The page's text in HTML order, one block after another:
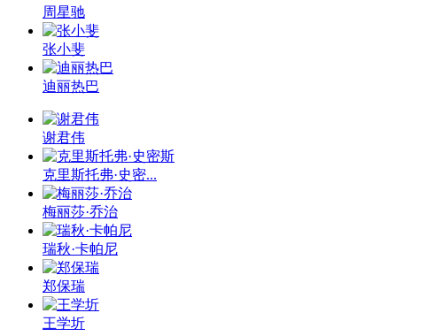
周星驰
张小斐
迪丽热巴
谢君伟
克里斯托弗·史密...
梅丽莎·乔治
瑞秋·卡帕尼
郑保瑞
王学圻